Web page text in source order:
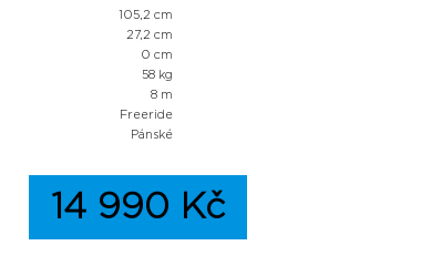
105,2 cm
27,2 cm
0 cm
58 kg
8 m
Freeride
Pánské
14 990 Kč